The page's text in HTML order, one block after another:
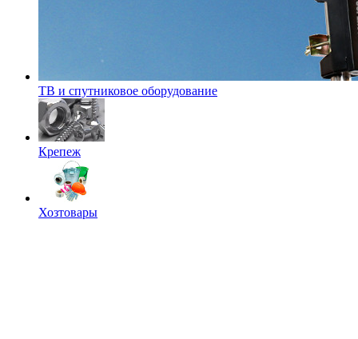
ТВ и спутниковое оборудование
Крепеж
Хозтовары